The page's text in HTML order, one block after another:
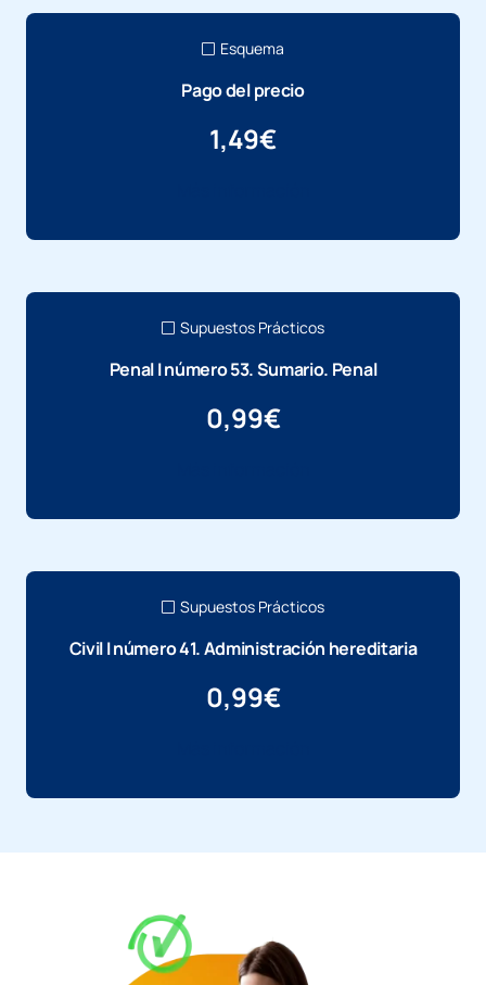
Esquema
Pago del precio
1,49€
Supuestos Prácticos
Penal I número 53. Sumario. Penal
0,99€
Supuestos Prácticos
Civil I número 41. Administración hereditaria
0,99€